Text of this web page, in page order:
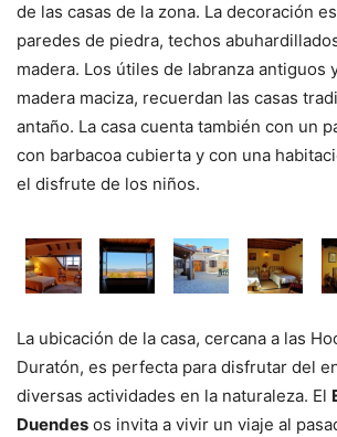
de las casas de la zona. La decoración
paredes de piedra, techos
madera. Los útiles de labranza antiguos
madera maciza, recuerdan las casas
antaño. La casa cuenta también con un
con barbacoa cubierta y con una
el disfrute de los niños.
La ubicación de la casa, cercana a las
Duratón, es perfecta para disfrutar del
diversas actividades en la naturaleza. El
Duendes os invita a vivir un viaje al